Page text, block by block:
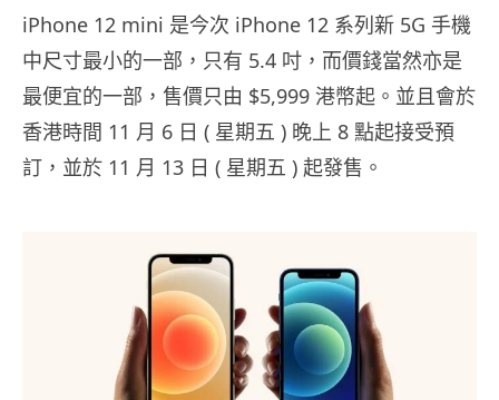
iPhone 12 mini 是今次 iPhone 12 系列新 5G 手機
中尺寸最小的一部，只有 5.4 吋，而價錢當然亦是
最便宜的一部，售價只由 $5,999 港幣起。並且會於
香港時間 11 月 6 日 ( 星期五 ) 晚上 8 點起接受預
訂，並於 11 月 13 日 ( 星期五 ) 起發售。